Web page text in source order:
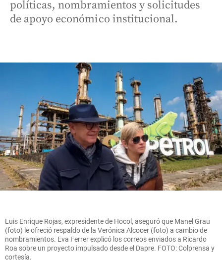
políticas, nombramientos y solicitudes
de apoyo económico institucional.
Luis Enrique Rojas, expresidente de Hocol, aseguró que Manel Grau
(foto) le ofreció respaldo de la Verónica Alcocer (foto) a cambio de
nombramientos. Eva Ferrer explicó los correos enviados a Ricardo
Roa sobre un proyecto impulsado desde el Dapre. FOTO: Colprensa y
cortesía.